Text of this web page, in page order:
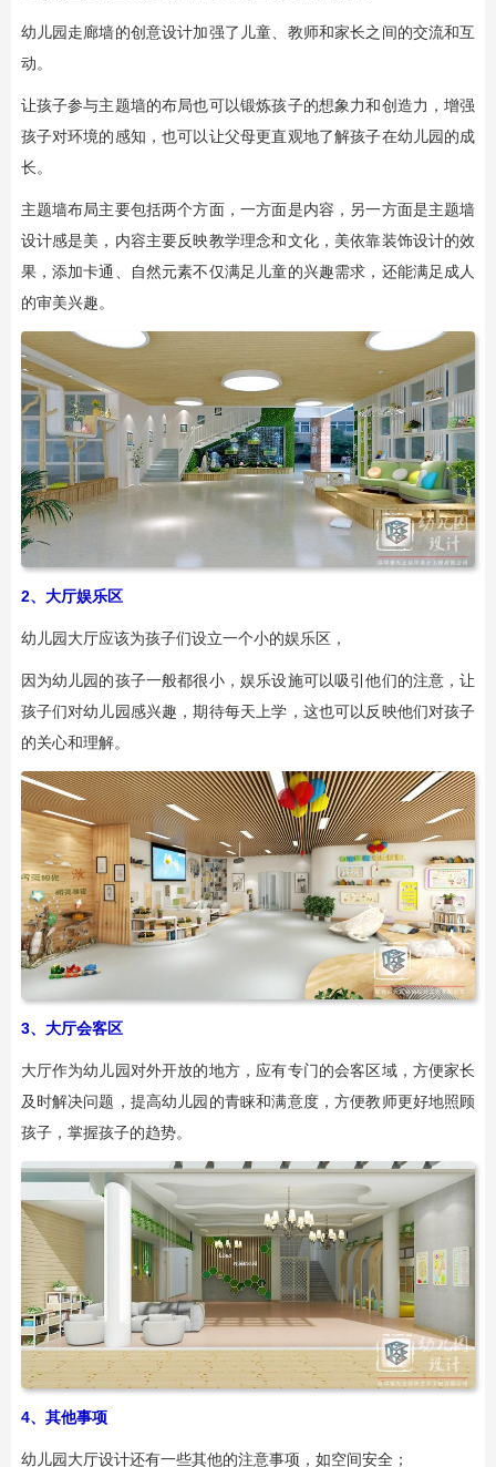
幼儿园走廊墙的创意设计加强了儿童、教师和家长之间的交流和互
动。
让孩子参与主题墙的布局也可以锻炼孩子的想象力和创造力，增强
孩子对环境的感知，也可以让父母更直观地了解孩子在幼儿园的成
长。
主题墙布局主要包括两个方面，一方面是内容，另一方面是主题墙
设计感是美，内容主要反映教学理念和文化，美依靠装饰设计的效
果，添加卡通、自然元素不仅满足儿童的兴趣需求，还能满足成人
的审美兴趣。
2、大厅娱乐区
幼儿园大厅应该为孩子们设立一个小的娱乐区，
因为幼儿园的孩子一般都很小，娱乐设施可以吸引他们的注意，让
孩子们对幼儿园感兴趣，期待每天上学，这也可以反映他们对孩子
的关心和理解。
3、大厅会客区
大厅作为幼儿园对外开放的地方，应有专门的会客区域，方便家长
及时解决问题，提高幼儿园的青睐和满意度，方便教师更好地照顾
孩子，掌握孩子的趋势。
4、其他事项
幼儿园大厅设计还有一些其他的注意事项，如空间安全；